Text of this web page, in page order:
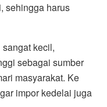
sehingga harus
kecil,
sebagai sumber
masyarakat. Ke
impor kedelai juga